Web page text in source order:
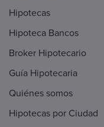
Hipotecas
Hipoteca Bancos
Broker Hipotecario
Guía Hipotecaria
Quiénes somos
Hipotecas por Ciudad